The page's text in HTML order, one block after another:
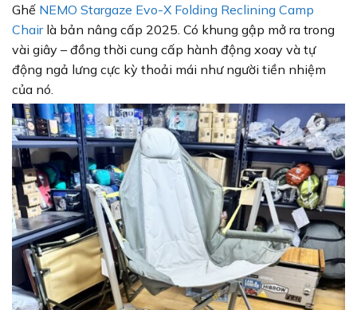
Ghế NEMO Stargaze Evo-X Folding Reclining Camp
Chairlà bản nâng cấp 2025. Có khung gập mở ra trong
vài giây – đồng thời cung cấp hành động xoay và tự
động ngả lưng cực kỳ thoải mái như người tiền nhiệm
của nó.